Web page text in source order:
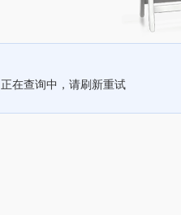
正在查询中，请刷新重试